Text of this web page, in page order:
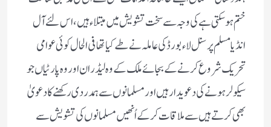
ختم ہوسکتی ہے کی وجہ سے سخت تشویش میں مبتلاء ہیں، اس لئے آل
انڈیا مسلم پرسنل لاء بورڈ کی عاملہ نے طے کیا تھا فی الحال کوئی عوامی
تحریک شروع کرنے کے بجائے ملک کے وہ لیڈران اور وہ پارٹیاں جو
سیکولر ہونے کی دعویدار ہیں اور مسلمانوں سے ہمدردی رکھنے کا دعویٰ
بھی کرتے ہیں سے ملاقات کرکے اُنھیں مسلمانوں کی تشویش سے